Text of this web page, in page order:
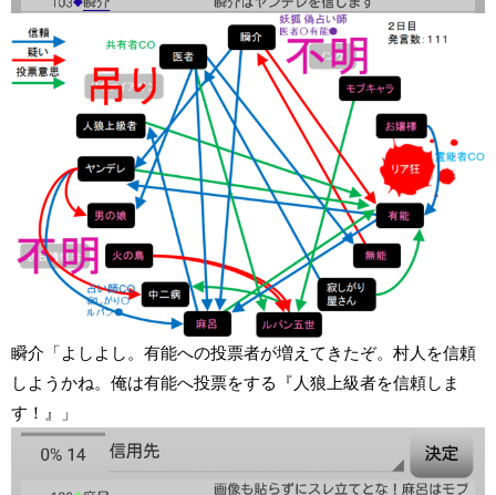
瞬介「よしよし。有能への投票者が増えてきたぞ。村人を信頼
しようかね。俺は有能へ投票をする『人狼上級者を信頼しま
す！』」